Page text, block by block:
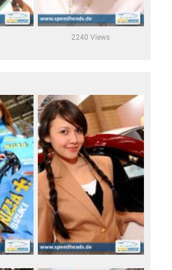
2240 Views